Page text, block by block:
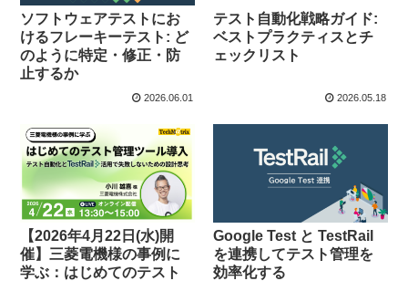
ソフトウェアテストにお
けるフレーキーテスト: ど
のように特定・修正・防
止するか
2026.06.01
テスト自動化戦略ガイド:
ベストプラクティスとチ
ェックリスト
2026.05.18
【2026年4月22日(水)開
催】三菱電機様の事例に
学ぶ：はじめてのテスト
Google Test と TestRail
を連携してテスト管理を
効率化する